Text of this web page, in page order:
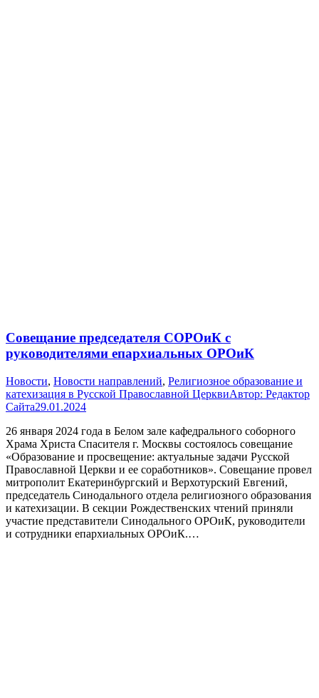
Совещание председателя СОРОиК с
руководителями епархиальных ОРОиК
Новости, Новости направлений, Религиозное образование и
катехизация в Русской Православной ЦерквиАвтор: Редактор
Сайта29.01.2024
26 января 2024 года в Белом зале кафедрального соборного
Храма Христа Спасителя г. Москвы состоялось совещание
«Образование и просвещение: актуальные задачи Русской
Православной Церкви и ее соработников». Совещание провел
митрополит Екатеринбургский и Верхотурский Евгений,
председатель Синодального отдела религиозного образования
и катехизации. В секции Рождественских чтений приняли
участие представители Синодального ОРОиК, руководители
и сотрудники епархиальных ОРОиК.…